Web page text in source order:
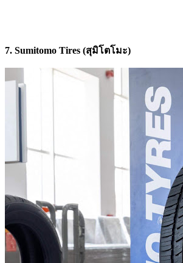
7. Sumitomo Tires (สุมิโตโมะ)